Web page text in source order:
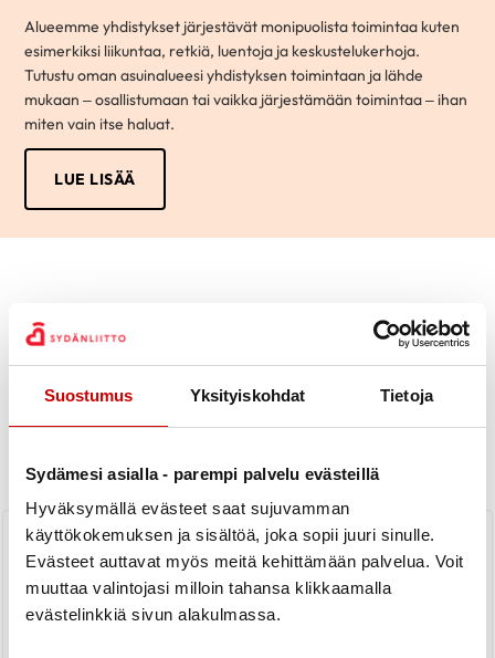
Suostumus Yksityiskohdat Tietoja
Sydämesi asialla - parempi palvelu evästeillä
Hyväksymällä evästeet saat sujuvamman
käyttökokemuksen ja sisältöä, joka sopii juuri sinulle.
Evästeet auttavat myös meitä kehittämään palvelua. Voit
muuttaa valintojasi milloin tahansa klikkaamalla
evästelinkkiä sivun alakulmassa.
Alueemme yhdistykset järjestävät monipuolista toimintaa kuten
esimerkiksi liikuntaa, retkiä, luentoja ja keskustelukerhoja.
Tutustu oman asuinalueesi yhdistyksen toimintaan ja lähde
mukaan – osallistumaan tai vaikka järjestämään toimintaa – ihan
miten vain itse haluat.
LUE LISÄÄ
Uutiset
Piiri Yhdistys
Kesähaaste ja kesän aukioloajat